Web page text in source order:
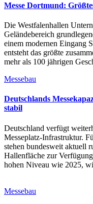
Messe Dortmund:
Die Westfalenhallen
Geländebereich
einem modernen Eingang
entsteht das größte
mehr als 100 jährigen
Messebau
Deutschlands
stabil
Deutschland verfügt
Messeplatz-Infrastruktur.
stehen bundesweit aktuell
Hallenfläche zur
hohen Niveau wie 2025,
Messebau